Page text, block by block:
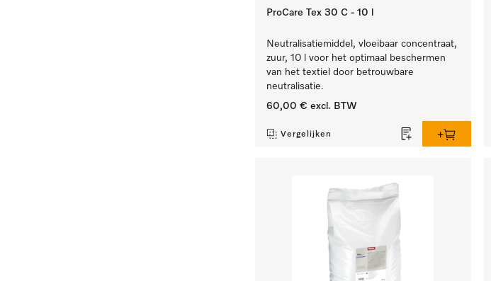
ProCare Tex 30 C - 10 l
Neutralisatiemiddel, vloeibaar concentraat,
zuur, 10 l voor het optimaal beschermen
van het textiel door betrouwbare
neutralisatie.
60,00 € excl. BTW
Vergelijken